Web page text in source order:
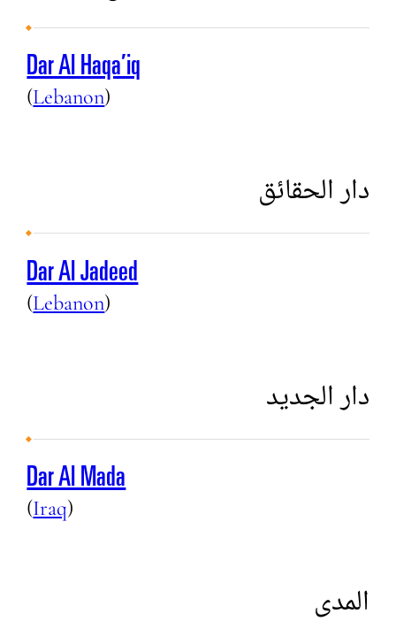
Dar Al Haqa’iq
(Lebanon)
دار الحقائق
Dar Al Jadeed
(Lebanon)
دار الجديد
Dar Al Mada
(Iraq)
المدى